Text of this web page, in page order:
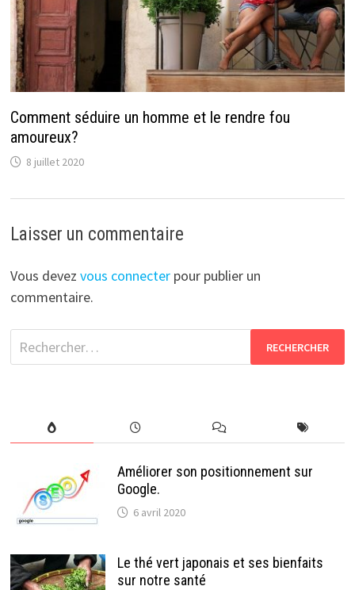
Comment séduire un homme et le rendre fou
amoureux?
8 juillet 2020
Laisser un commentaire
Vous devez vous connecterpour publier un
commentaire.
Rechercher :
Améliorer son positionnement sur
Google.
6 avril 2020
Le thé vert japonais et ses bienfaits
sur notre santé